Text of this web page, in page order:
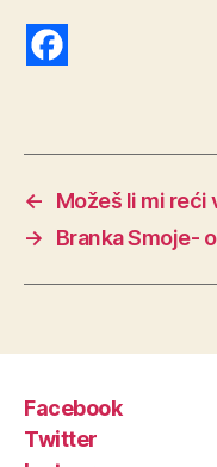
←
Možeš li mi reći
→
Branka Smoje-
Facebook
Twitter